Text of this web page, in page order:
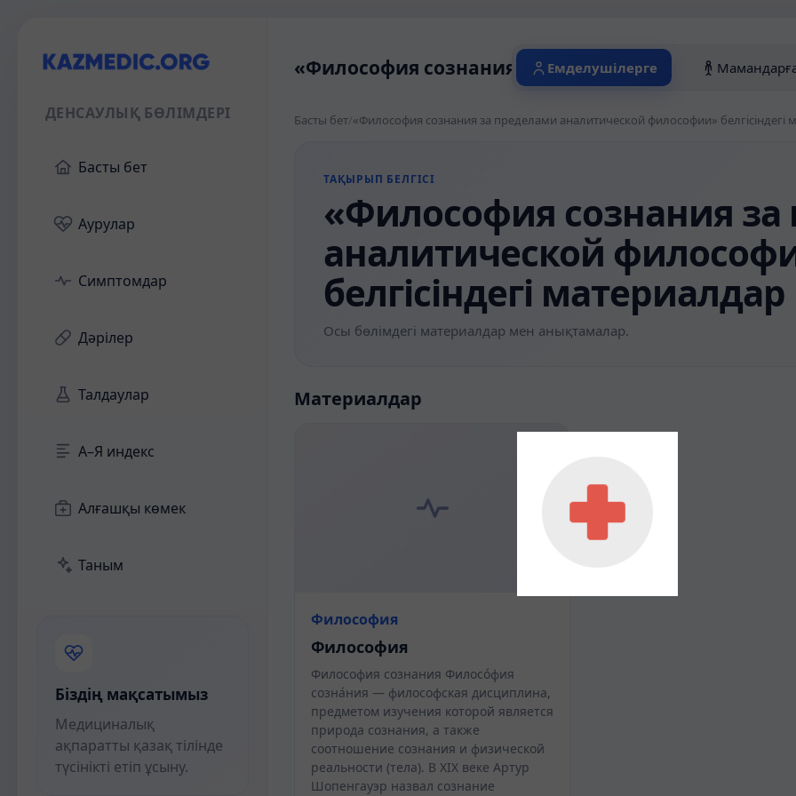
ДЕНСАУЛЫҚ БӨЛІМДЕРІ
Басты бет
Аурулар
Симптомдар
Дәрілер
Талдаулар
А–Я индекс
Алғашқы көмек
Таным
Біздің мақсатымыз
Медициналық
ақпаратты қазақ тілінде
түсінікті етіп ұсыну.
«Философия сознания за пределами
Емделушілерге
Басты бет/«Философия сознания за пределами аналитической философии» белгісіндегі
ТАҚЫРЫП БЕЛГІСІ
«Философия сознания
аналитической
белгісіндегі материалдар
Осы бөлімдегі материалдар мен анықтамалар.
Материалдар
Философия
Философия
Философия сознания Филосо́фия
созна́ния — философская дисциплина,
предметом изучения которой является
природа сознания, а также
соотношение сознания и физической
реальности (тела). В XIX веке Артур
Шопенгауэр назвал сознание